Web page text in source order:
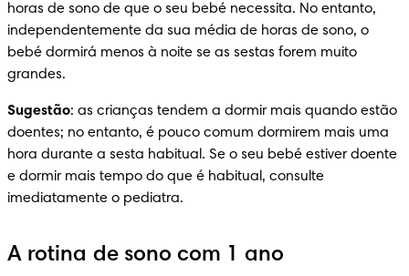
horas de sono de que o seu bebé necessita. No entanto,
independentemente da sua média de horas de sono, o
bebé dormirá menos à noite se as sestas forem muito
grandes.
Sugestão: as crianças tendem a dormir mais quando estão
doentes; no entanto, é pouco comum dormirem mais uma
hora durante a sesta habitual. Se o seu bebé estiver doente
e dormir mais tempo do que é habitual, consulte
imediatamente o pediatra.
A rotina de sono com 1 ano